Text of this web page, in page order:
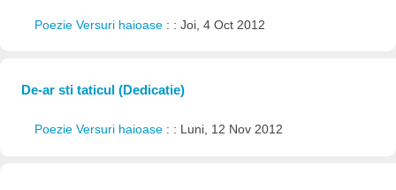
Poezie Versuri haioase : : Joi, 4 Oct 2012
De-ar sti taticul (Dedicatie)
Poezie Versuri haioase : : Luni, 12 Nov 2012